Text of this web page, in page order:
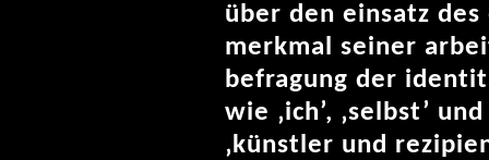
über den einsatz
merkmal seiner
befragung der
wie ‚ich’, ‚selbst’
‚künstler und